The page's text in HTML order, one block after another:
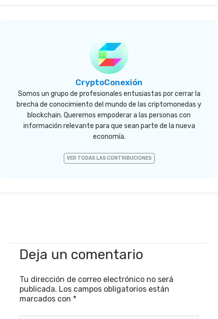
CryptoConexión
Somos un grupo de profesionales entusiastas por cerrar la
brecha de conocimiento del mundo de las criptomonedas y
blockchain. Queremos empoderar a las personas con
información relevante para que sean parte de la nueva
economía.
VER TODAS LAS CONTRIBUCIONES
Deja un comentario
Tu dirección de correo electrónico no será
publicada. Los campos obligatorios están
marcados con *